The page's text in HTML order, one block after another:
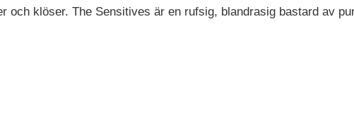
klöser. The Sensitives är en rufsig, blandrasig bastard av